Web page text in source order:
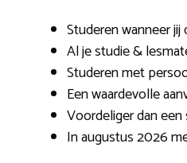
Studeren wanneer jij
Al je studie &
Studeren met
Een waardevolle
Voordeliger dan
In augustus 2026